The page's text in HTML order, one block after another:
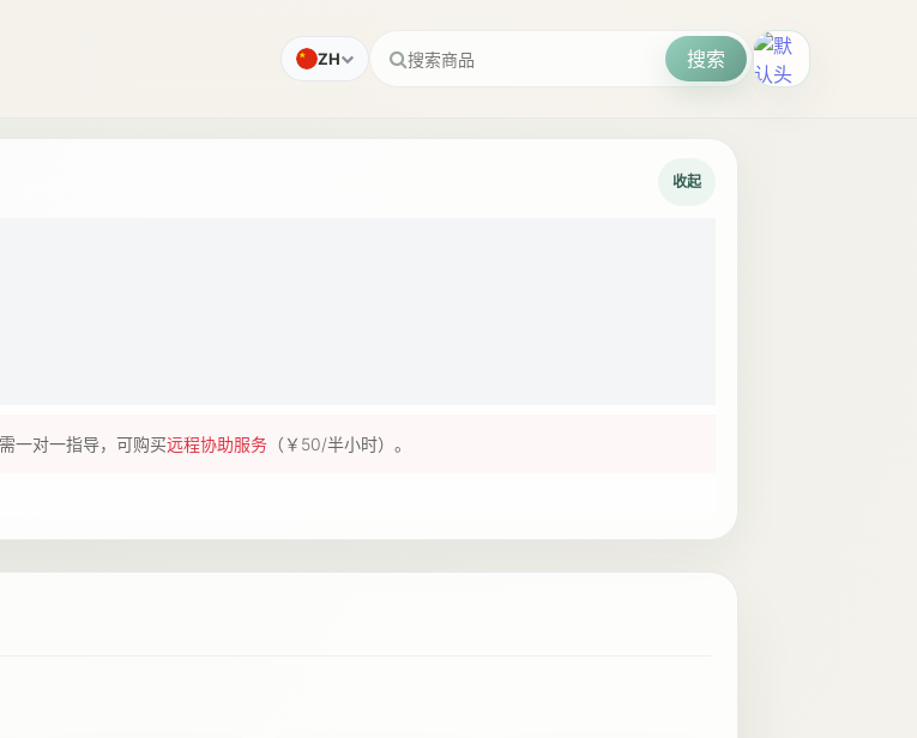
ZH 搜索
收起
一对一指导，可购买远程协助服务 （￥50/半小时）。